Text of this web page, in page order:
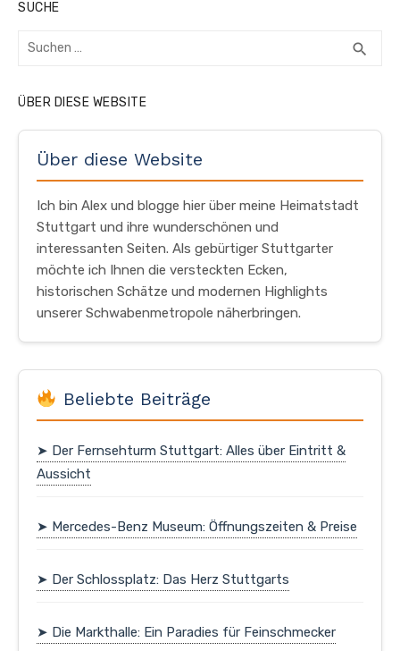
SUCHE
Suchen
search
ÜBER DIESE WEBSITE
Über diese Website
Ich bin Alex und blogge hier über meine Heimatstadt
Stuttgart und ihre wunderschönen und
interessanten Seiten. Als gebürtiger Stuttgarter
möchte ich Ihnen die versteckten Ecken,
historischen Schätze und modernen Highlights
unserer Schwabenmetropole näherbringen.
Beliebte Beiträge
➤ Der Fernsehturm Stuttgart: Alles über Eintritt &
Aussicht
➤ Mercedes-Benz Museum: Öffnungszeiten & Preise
➤ Der Schlossplatz: Das Herz Stuttgarts
➤ Die Markthalle: Ein Paradies für Feinschmecker